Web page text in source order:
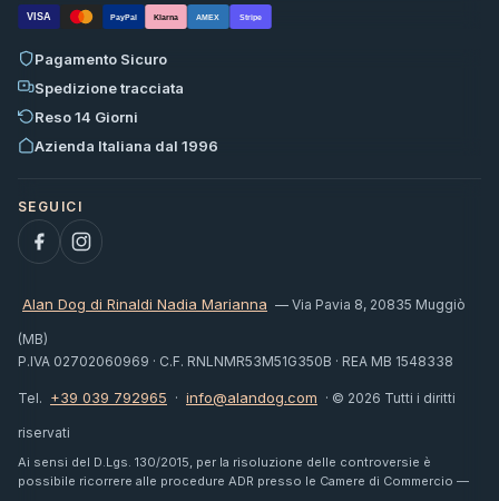
VISA PayPal Klarna AMEX Stripe
Pagamento Sicuro
Spedizione tracciata
Reso 14 Giorni
Azienda Italiana dal 1996
Alan Dog di Rinaldi Nadia Marianna — Via Pavia 8, 20835 Muggiò
(MB)
P.IVA 02702060969 · C.F. RNLNMR53M51G350B · REA MB 1548338
Tel. +39 039 792965 · info@alandog.com · © 2026 Tutti i diritti
riservati
Ai sensi del D.Lgs. 130/2015, per la risoluzione delle controversie è
possibile ricorrere alle procedure ADR presso le Camere di Commercio —